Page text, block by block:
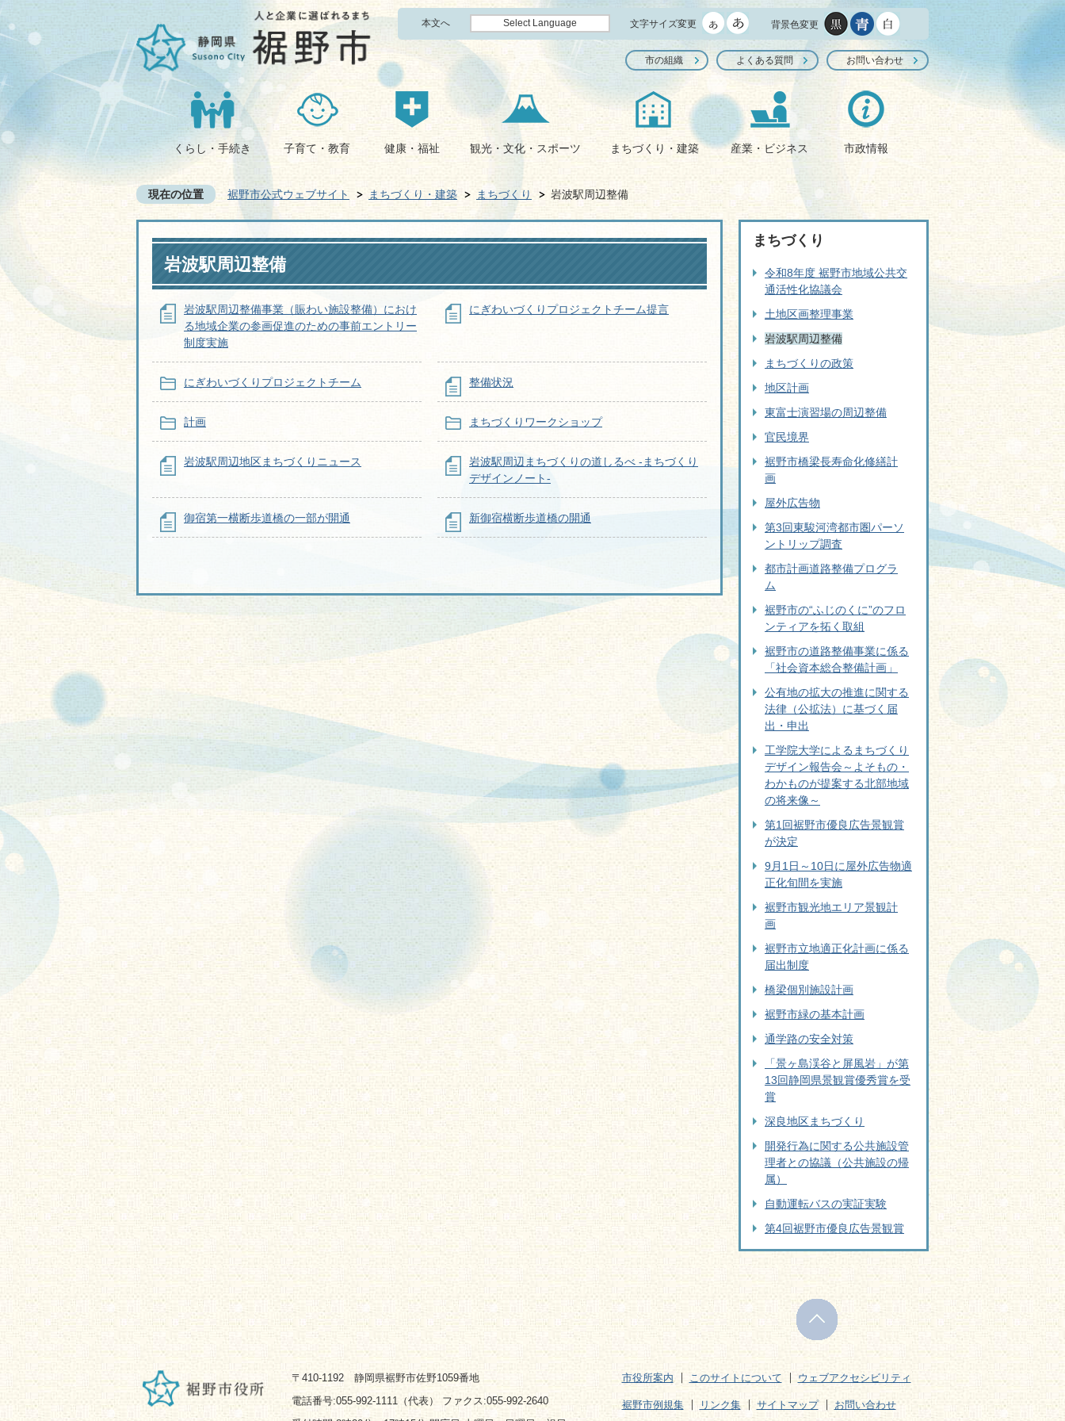
本文へ Select Language 文字サイズ変更 背景色変更
市の組織 よくある質問 お問い合わせ
くらし・手続き 子育て・教育 健康・福祉 観光・文化・スポーツ まちづくり・建築 産業・ビジネス 市政情報
現在の位置 裾野市公式ウェブサイト まちづくり・建築 まちづくり 岩波駅周辺整備
岩波駅周辺整備
岩波駅周辺整備事業（賑わい施設整備）におけ
る地域企業の参画促進のための事前エントリー
制度実施
にぎわいづくりプロジェクトチーム提言
にぎわいづくりプロジェクトチーム 整備状況
計画 まちづくりワークショップ
岩波駅周辺地区まちづくりニュース
岩波駅周辺まちづくりの道しるべ -まちづくり
デザインノート‐
御宿第一横断歩道橋の一部が開通 新御宿横断歩道橋の開通
まちづくり
令和8年度 裾野市地域公共交
通活性化協議会
土地区画整理事業
岩波駅周辺整備
まちづくりの政策
地区計画
東富士演習場の周辺整備
官民境界
裾野市橋梁長寿命化修繕計
画
屋外広告物
第3回東駿河湾都市圏パーソ
ントリップ調査
都市計画道路整備プログラ
ム
裾野市の“ふじのくに”のフロ
ンティアを拓く取組
裾野市の道路整備事業に係る
「社会資本総合整備計画」
公有地の拡大の推進に関する
法律（公拡法）に基づく届
出・申出
工学院大学によるまちづくり
デザイン報告会～よそもの・
わかものが提案する北部地域
の将来像～
第1回裾野市優良広告景観賞
が決定
9月1日～10日に屋外広告物適
正化旬間を実施
裾野市観光地エリア景観計
画
裾野市立地適正化計画に係る
届出制度
橋梁個別施設計画
裾野市緑の基本計画
通学路の安全対策
「景ヶ島渓谷と屏風岩」が第
13回静岡県景観賞優秀賞を受
賞
深良地区まちづくり
開発行為に関する公共施設管
理者との協議（公共施設の帰
属）
自動運転バスの実証実験
第4回裾野市優良広告景観賞
〒410-1192 静岡県裾野市佐野1059番地
電話番号:055-992-1111（代表） ファクス:055-992-2640
市役所案内 このサイトについて ウェブアクセシビリティ
裾野市例規集 リンク集 サイトマップ お問い合わせ